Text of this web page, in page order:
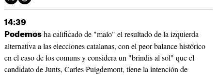
14:39
Podemosha calificado de "malo" el resultado de la izquierda
alternativa a las elecciones catalanas, con el peor balance histórico
en el caso de los comuns y considera un "brindis al sol" que el
candidato de Junts, Carles Puigdemont, tiene la intención de